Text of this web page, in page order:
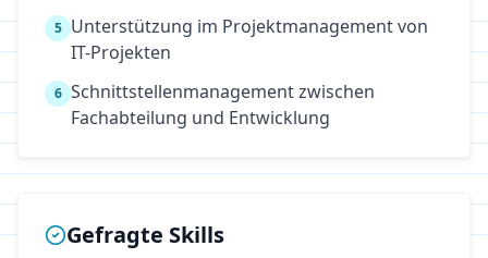
5 Unterstützung im Projektmanagement von
IT-Projekten
6 Schnittstellenmanagement zwischen
Fachabteilung und Entwicklung
Gefragte Skills